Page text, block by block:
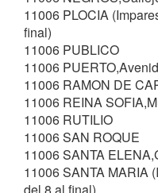
11006 PLOCIA
final)
11006 PUBLICO
11006
11006 RAMON DE
11006 REINA
11006 RUTILIO
11006 SAN ROQUE
11006 SANTA
11006 SANTA MARIA